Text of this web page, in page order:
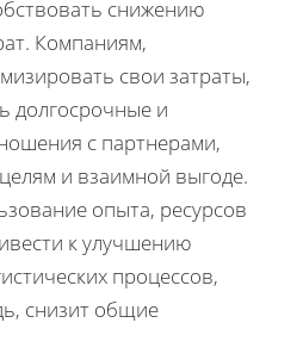
снижению
Компаниям,
свои затраты,
долгосрочные и
с партнерами,
и взаимной выгоде.
опыта, ресурсов
к улучшению
процессов,
снизит общие